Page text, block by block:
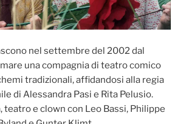
nel settembre del 2002 dal
una compagnia di teatro comico
tradizionali, affidandosi alla regia
di Alessandra Pasi e Rita Pelusio.
teatro e clown con Leo Bassi, Philippe